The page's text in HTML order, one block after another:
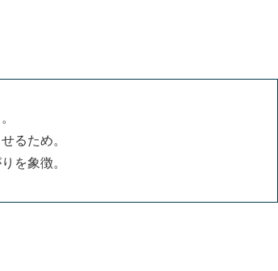
るため。
を象徴。